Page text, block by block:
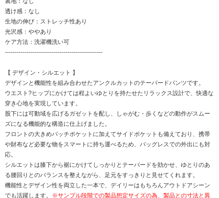
透け感：なし
生地の伸び：ストレッチ性あり
光沢感：ややあり
ケア方法：洗濯機洗い可
--------------------------------------------------
【 デザイン・シルエット 】
デザインと機能性を組み合わせたアンクルカットのテーパードパンツです。
ウエスト?ヒップにかけては程よいゆとりを持たせたリラックス設計で、快適な
穿き心地を実現しています。
股下には可動域を広げるガゼットを配し、しゃがむ・歩くなどの動作がスムー
ズになる機能的な構造に仕上げました。
フロントの大きめパッチポケットに加えてサイドポケットも備えており、携帯
や財布など必要な物をスマートに持ち運べるため、バッグレスでの外出にも対
応。
シルエットは膝下から裾にかけてしっかりとテーパードを効かせ、ゆとりのあ
る腰回りとのバランスを整えながら、足元をすっきりと見せてくれます。
機能性とデザイン性を両立した一本で、デイリーはもちろんアウトドアシーン
でも活躍します。 ※サンプル段階での製品想定サイズの為、製品との寸法と異